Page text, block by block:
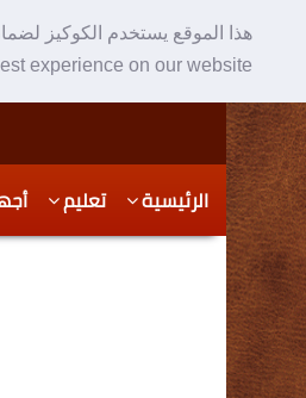
هذا الموقع يستخدم الكوكيز
experience on our website
Skip
to
content
Skip
to
secondary
content
الرئيسية تعليم